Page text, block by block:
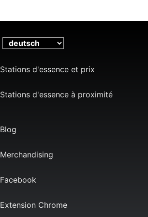
Stations d'essence et prix
Stations d'essence à proximité
Blog
Merchandising
Facebook
Extension Chrome